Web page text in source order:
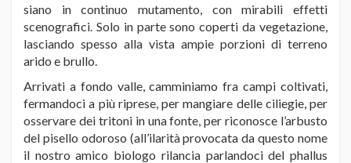
siano in continuo mutamento, con mirabili effetti
scenografici. Solo in parte sono coperti da vegetazione,
lasciando spesso alla vista ampie porzioni di terreno
arido e brullo.
Arrivati a fondo valle, camminiamo fra campi coltivati,
fermandoci a più riprese, per mangiare delle ciliegie, per
osservare dei tritoni in una fonte, per riconosce l’arbusto
del pisello odoroso (all’ilarità provocata da questo nome
il nostro amico biologo rilancia parlandoci del phallus